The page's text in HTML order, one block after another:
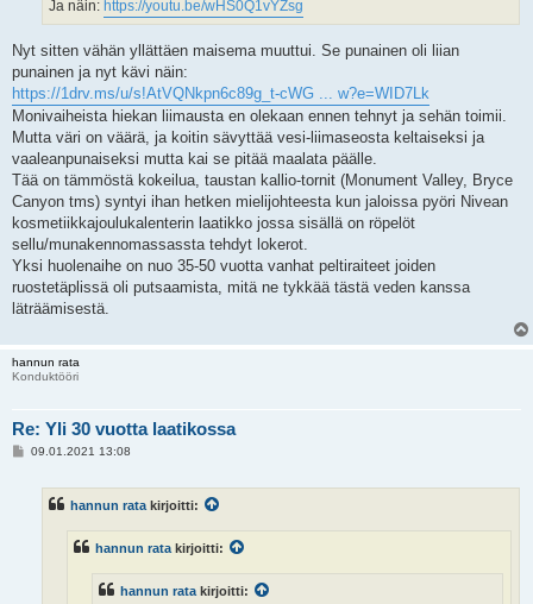
Ja näin: https://youtu.be/wHS0Q1vYZsg
Nyt sitten vähän yllättäen maisema muuttui. Se punainen oli liian
punainen ja nyt kävi näin:
https://1drv.ms/u/s!AtVQNkpn6c89g_t-cWG ... w?e=WID7Lk
Monivaiheista hiekan liimausta en olekaan ennen tehnyt ja sehän toimii.
Mutta väri on väärä, ja koitin sävyttää vesi-liimaseosta keltaiseksi ja
vaaleanpunaiseksi mutta kai se pitää maalata päälle.
Tää on tämmöstä kokeilua, taustan kallio-tornit (Monument Valley, Bryce
Canyon tms) syntyi ihan hetken mielijohteesta kun jaloissa pyöri Nivean
kosmetiikkajoulukalenterin laatikko jossa sisällä on röpelöt
sellu/munakennomassassta tehdyt lokerot.
Yksi huolenaihe on nuo 35-50 vuotta vanhat peltiraiteet joiden
ruostetäplissä oli putsaamista, mitä ne tykkää tästä veden kanssa
läträämisestä.
hannun rata
Konduktööri
Re: Yli 30 vuotta laatikossa
V09.01.2021 13:08
hannun rata kirjoitti:
hannun rata kirjoitti:
hannun rata kirjoitti: